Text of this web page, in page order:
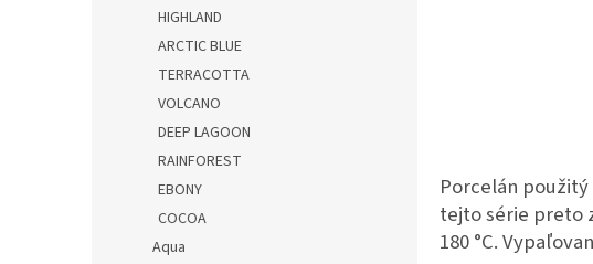
HIGHLAND
ARCTIC BLUE
TERRACOTTA
VOLCANO
DEEP LAGOON
RAINFOREST
EBONY
COCOA
Aqua
Porcelán
tejto série preto
180 °C.